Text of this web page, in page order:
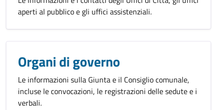
aperti al pubblico e gli uffici assistenziali.
Organi di governo
Le informazioni sulla Giunta e il Consiglio comunale,
incluse le convocazioni, le registrazioni delle sedute e i
verbali.